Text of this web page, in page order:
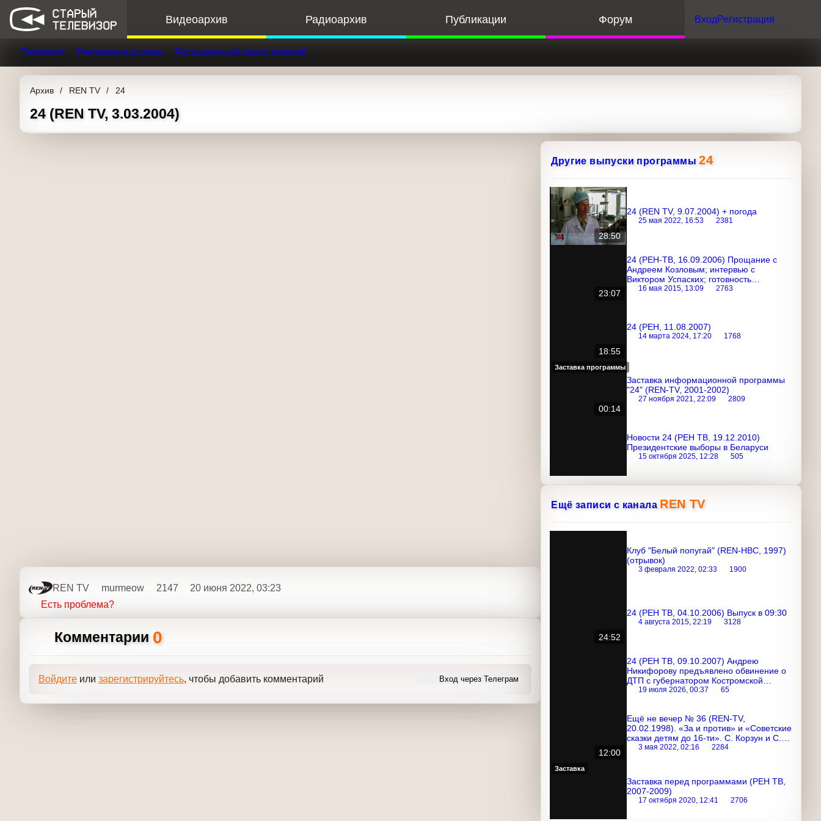
Видеоархив Радиоархив Публикации Регистрация
Телетекст Рекламные ролики Расширенный поиск записей
Архив REN TV 24
24 (REN TV, 3.03.2004)
REN TV murmeow 2147
20 июня 2022, 03:23
Есть проблема?
Комментарии 0
Войдитеилизарегистрируйтесь, чтобы добавить комментарий Вход через Телеграм
Другие выпуски программы24
28:50
24 (REN TV, 9.07.2004) + погода
25 мая 2022, 16:53 2381
23:07
24 (РЕН-ТВ, 16.09.2006) Прощание с
Андреем Козловым; интервью с
Виктором Успаских; готовность
Приднестровья к референдуму о
16 мая 2015, 13:09 2763
18:55
24 (РЕН, 11.08.2007)
14 марта 2024, 17:20 1768
00:14
Заставка информационной программы
"24" (REN-TV, 2001-2002)
27 ноября 2021, 22:09 2809
Заставка программы
Новости 24 (РЕН ТВ, 19.12.2010)
Президентские выборы в Беларуси
15 октября 2025, 12:28 505
Ещё записи с канала REN TV
Клуб "Белый попугай" (REN-НВС, 1997)
(отрывок)
3 февраля 2022, 02:33 1900
24:52
24 (РЕН ТВ, 04.10.2006) Выпуск в 09:30
4 августа 2015, 22:19 3128
24 (РЕН ТВ, 09.10.2007) Андрею
Никифорову предъявлено обвинение о
ДТП с губернатором Костромской
области
19 июля 2026, 00:37 65
12:00
Ещё не вечер № 36 (REN-TV,
20.02.1998). «За и против» и «Советские
сказки детям до 16-ти». С. Корзун и С.
Михалков
3 мая 2022, 02:16 2284
Заставка перед программами (РЕН ТВ,
2007-2009)
17 октября 2020, 12:41 2706
Заставка